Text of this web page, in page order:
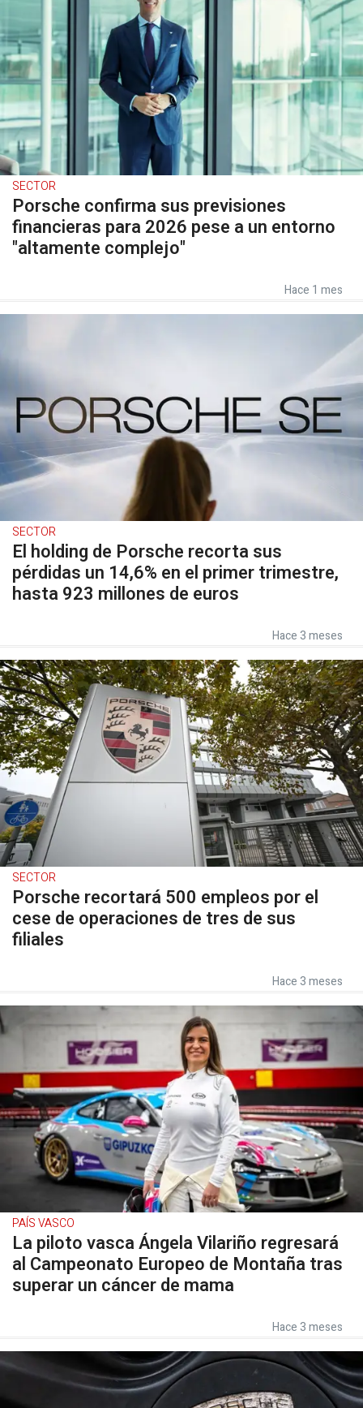
SECTOR
Porsche confirma sus previsiones
financieras para 2026 pese a un entorno
"altamente complejo"
Hace 1 mes
SECTOR
El holding de Porsche recorta sus
pérdidas un 14,6% en el primer trimestre,
hasta 923 millones de euros
Hace 3 meses
SECTOR
Porsche recortará 500 empleos por el
cese de operaciones de tres de sus
filiales
Hace 3 meses
PAÍS VASCO
La piloto vasca Ángela Vilariño regresará
al Campeonato Europeo de Montaña tras
superar un cáncer de mama
Hace 3 meses